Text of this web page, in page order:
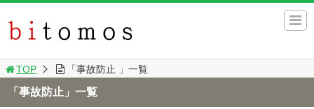
TOP 「事故防止 」一覧
「事故防止」一覧